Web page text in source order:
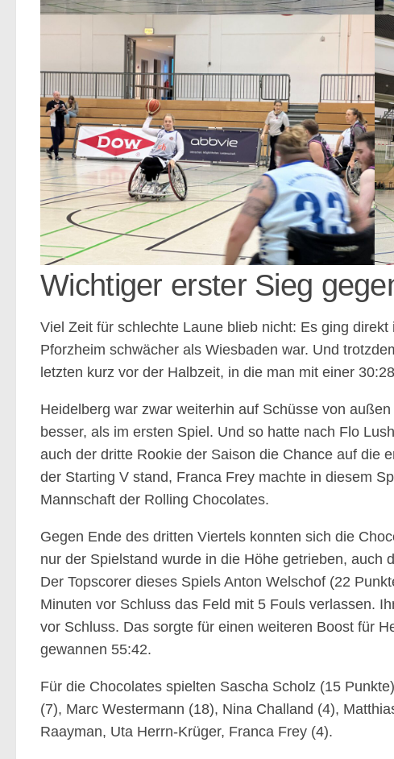
Wichtiger erster Sieg
Viel Zeit für schlechte Laune blieb nicht: Es ging
Pforzheim schwächer als Wiesbaden war. Und
letzten kurz vor der Halbzeit, in die man mit einer
Heidelberg war zwar weiterhin auf Schüsse von
besser, als im ersten Spiel. Und so hatte nach Flo
auch der dritte Rookie der Saison die Chance auf die
der Starting V stand, Franca Frey machte in diesem
Mannschaft der Rolling Chocolates.
Gegen Ende des dritten Viertels konnten sich die
nur der Spielstand wurde in die Höhe getrieben, auch
Der Topscorer dieses Spiels Anton Welschof (22
Minuten vor Schluss das Feld mit 5 Fouls verlassen.
vor Schluss. Das sorgte für einen weiteren Boost für
gewannen 55:42.
Für die Chocolates spielten Sascha Scholz (15
(7), Marc Westermann (18), Nina Challand (4),
Raayman, Uta Herrn-Krüger, Franca Frey (4).